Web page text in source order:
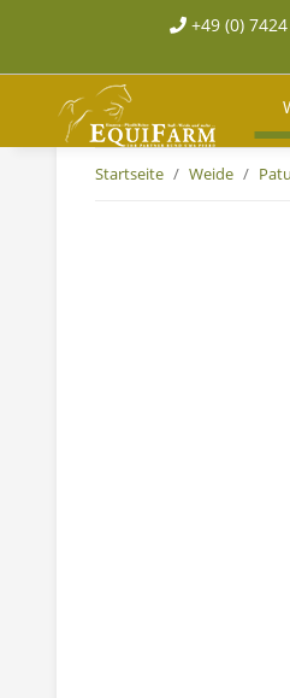
+49 (0)
Startseite Weide